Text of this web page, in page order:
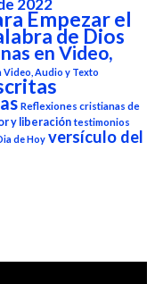
2022
Empezar el
de Dios
en Video,
Video, Audio y Texto
Reflexiones cristianas de
y liberación testimonios
de Hoy versículo del